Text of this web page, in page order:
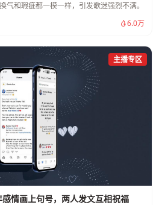
气和瑕疵都一模一样，引发歌迷强烈不满。
6.0万
主播专区
情画上句号，两人发文互相祝福